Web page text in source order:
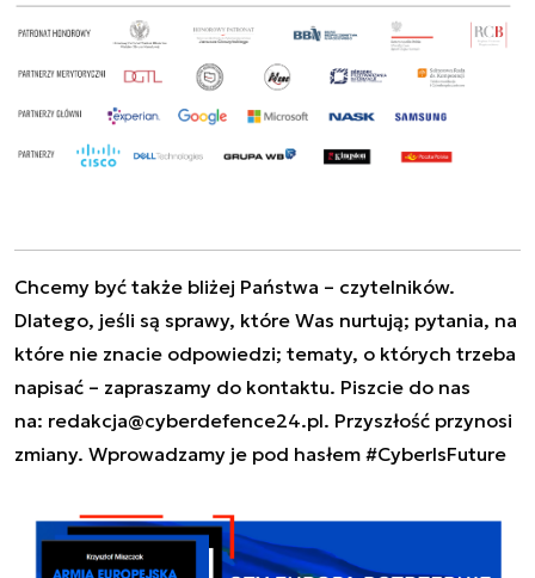
Chcemy być także bliżej Państwa – czytelników.
Dlatego, jeśli są sprawy, które Was nurtują; pytania, na
które nie znacie odpowiedzi; tematy, o których trzeba
napisać – zapraszamy do kontaktu. Piszcie do nas
na: redakcja@cyberdefence24.pl. Przyszłość przynosi
zmiany. Wprowadzamy je pod hasłem #CyberIsFuture